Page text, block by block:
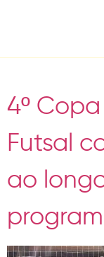
Tag:
4º
Futsal
ao